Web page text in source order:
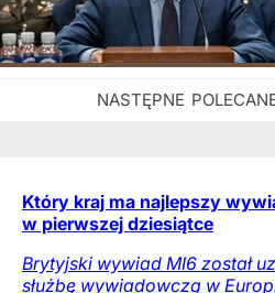
Który kraj ma najlepszy
w pierwszej dziesiątce
Brytyjski wywiad MI6 został
służbę wywiadowczą w